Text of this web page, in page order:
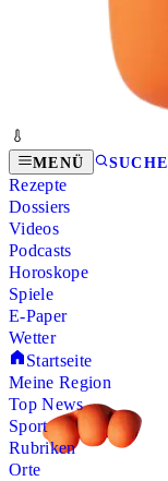
MENÜ SUCHE
Rezepte
Dossiers
Videos
Podcasts
Horoskope
Spiele
E-Paper
Wetter
Startseite
Meine Region
Top News
Sport
Rubriken
Orte